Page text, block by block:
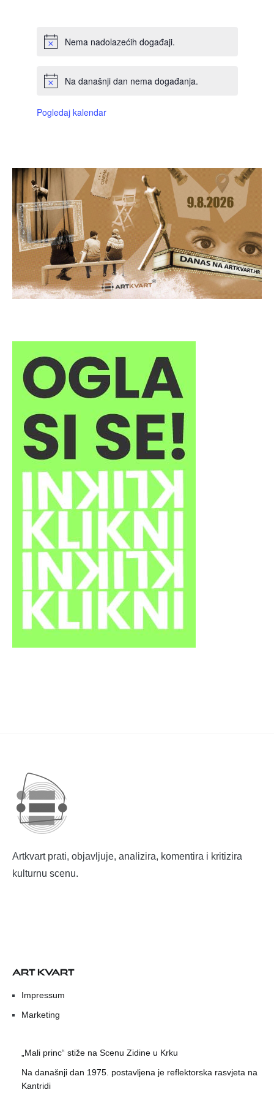
Nema nadolazećih događaji.
Na današnji dan nema događanja.
Pogledaj kalendar
Artkvart prati, objavljuje, analizira, komentira i kritizira
kulturnu scenu.
ART KVART
Impressum
Marketing
„Mali princ“ stiže na Scenu Zidine u Krku
Na današnji dan 1975. postavljena je reflektorska rasvjeta na
Kantridi